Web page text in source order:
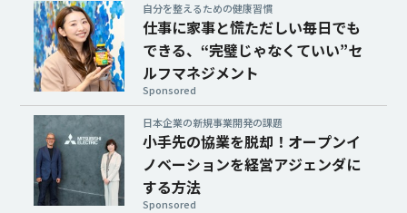
自分を整えるための健康習慣
仕事に家事と慌ただしい毎日でも
できる、“完璧じゃなくていい”セ
ルフマネジメント
Sponsored
日本企業の新規事業開発の課題
小手先の協業を脱却！オープンイ
ノベーションを経営アジェンダに
する方法
Sponsored